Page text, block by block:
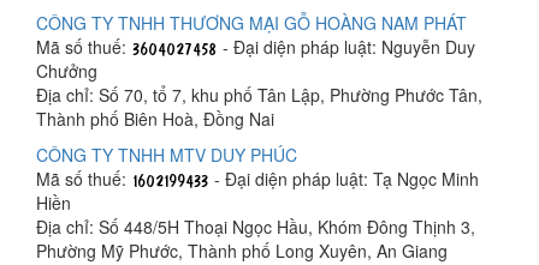
CÔNG TY TNHH THƯƠNG MẠI GỖ HOÀNG NAM PHÁT
Mã số thuế:
- Đại diện pháp luật: Nguyễn Duy
Chưởng
Địa chỉ: Số 70, tổ 7, khu phố Tân Lập, Phường Phước Tân,
Thành phố Biên Hoà, Đồng Nai
CÔNG TY TNHH MTV DUY PHÚC
Mã số thuế:
- Đại diện pháp luật: Tạ Ngọc Minh
Hiền
Địa chỉ: Số 448/5H Thoại Ngọc Hầu, Khóm Đông Thịnh 3,
Phường Mỹ Phước, Thành phố Long Xuyên, An Giang